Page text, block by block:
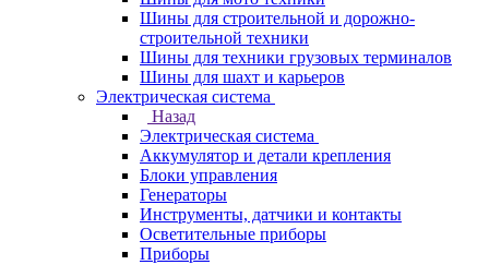
Шины для строительной и дорожно-
строительной техники
Шины для техники грузовых терминалов
Шины для шахт и карьеров
Электрическая система
Назад
Электрическая система
Аккумулятор и детали крепления
Блоки управления
Генераторы
Инструменты, датчики и контакты
Осветительные приборы
Приборы